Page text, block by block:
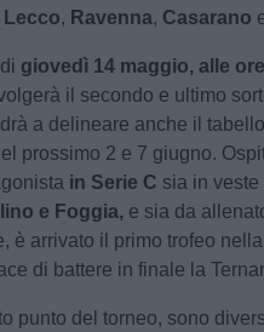
Lecco, Ravenna, Casarano
giovedì 14 maggio, alle
il secondo e ultimo
a delineare anche il
prossimo 2 e 7 giugno.
in Serie C sia in
e Foggia, e sia da
è arrivato il primo trofeo
di battere in finale la
punto del torneo, sono